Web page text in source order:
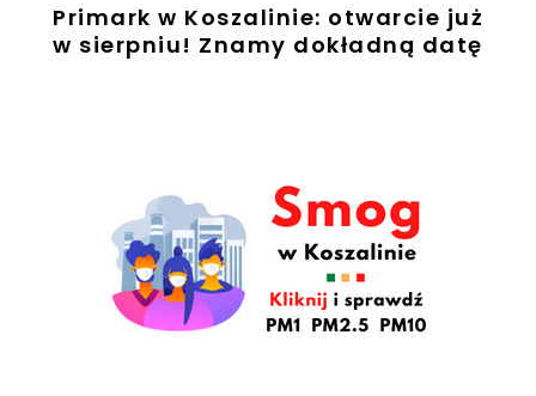
Primark w Koszalinie: otwarcie już
w sierpniu! Znamy dokładną datę